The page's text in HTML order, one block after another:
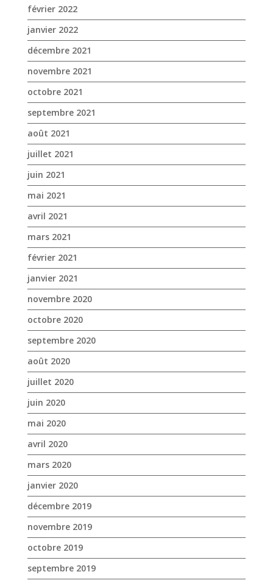
février 2022
janvier 2022
décembre 2021
novembre 2021
octobre 2021
septembre 2021
août 2021
juillet 2021
juin 2021
mai 2021
avril 2021
mars 2021
février 2021
janvier 2021
novembre 2020
octobre 2020
septembre 2020
août 2020
juillet 2020
juin 2020
mai 2020
avril 2020
mars 2020
janvier 2020
décembre 2019
novembre 2019
octobre 2019
septembre 2019